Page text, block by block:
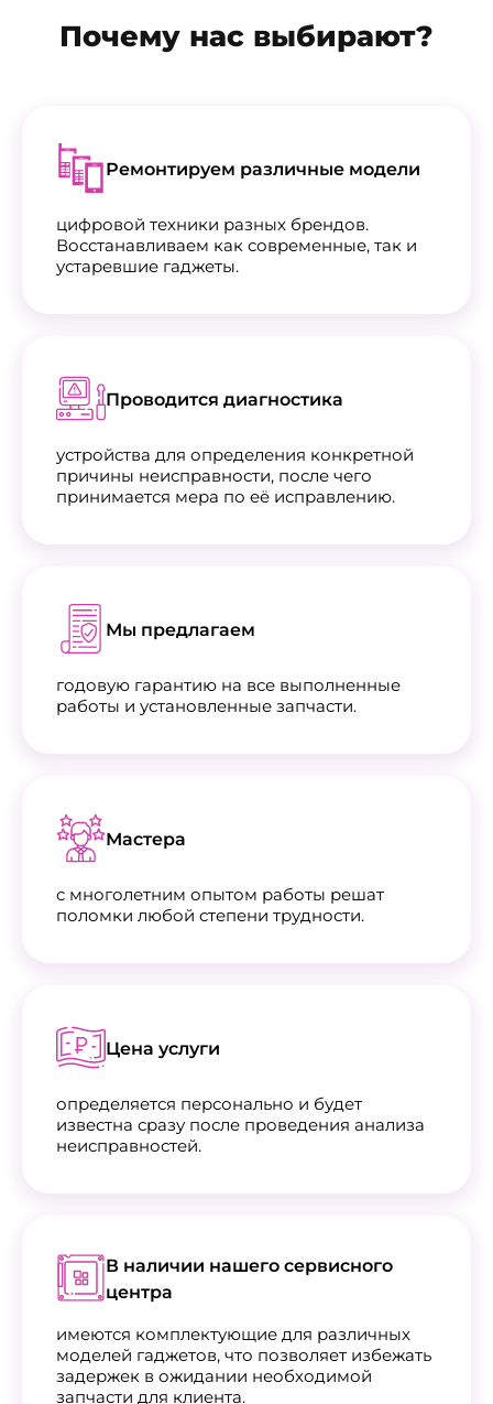
Почему нас выбирают?
Ремонтируем различные модели
цифровой техники разных брендов.
Восстанавливаем как современные, так и
устаревшие гаджеты.
Проводится диагностика
устройства для определения конкретной
причины неисправности, после чего
принимается мера по её исправлению.
Мы предлагаем
годовую гарантию на все выполненные
работы и установленные запчасти.
Мастера
с многолетним опытом работы решат
поломки любой степени трудности.
Цена услуги
определяется персонально и будет
известна сразу после проведения анализа
неисправностей.
В наличии нашего сервисного
центра
имеются комплектующие для различных
моделей гаджетов, что позволяет избежать
задержек в ожидании необходимой
запчасти для клиента.